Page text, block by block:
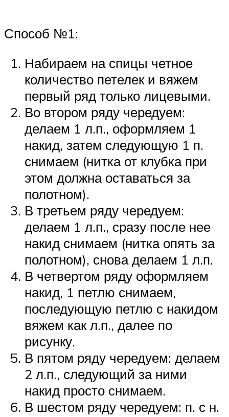
Способ №1:
Набираем на спицы четное
количество петелек и вяжем
первый ряд только лицевыми.
Во втором ряду чередуем:
делаем 1 л.п., оформляем 1
накид, затем следующую 1 п.
снимаем (нитка от клубка при
этом должна оставаться за
полотном).
В третьем ряду чередуем:
делаем 1 л.п., сразу после нее
накид снимаем (нитка опять за
полотном), снова делаем 1 л.п.
В четвертом ряду оформляем
накид, 1 петлю снимаем,
последующую петлю с накидом
вяжем как л.п., далее по
рисунку.
В пятом ряду чередуем: делаем
2 л.п., следующий за ними
накид просто снимаем.
В шестом ряду чередуем: п. с н.